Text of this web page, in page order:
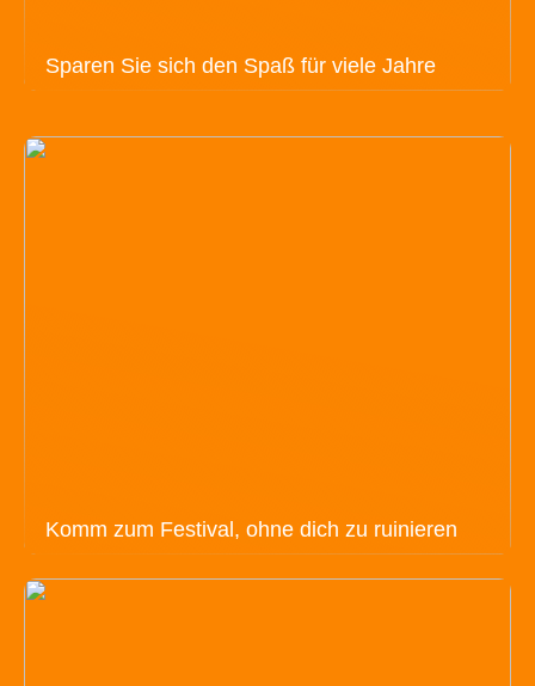
Sparen Sie sich den Spaß für viele Jahre
Komm zum Festival, ohne dich zu ruinieren